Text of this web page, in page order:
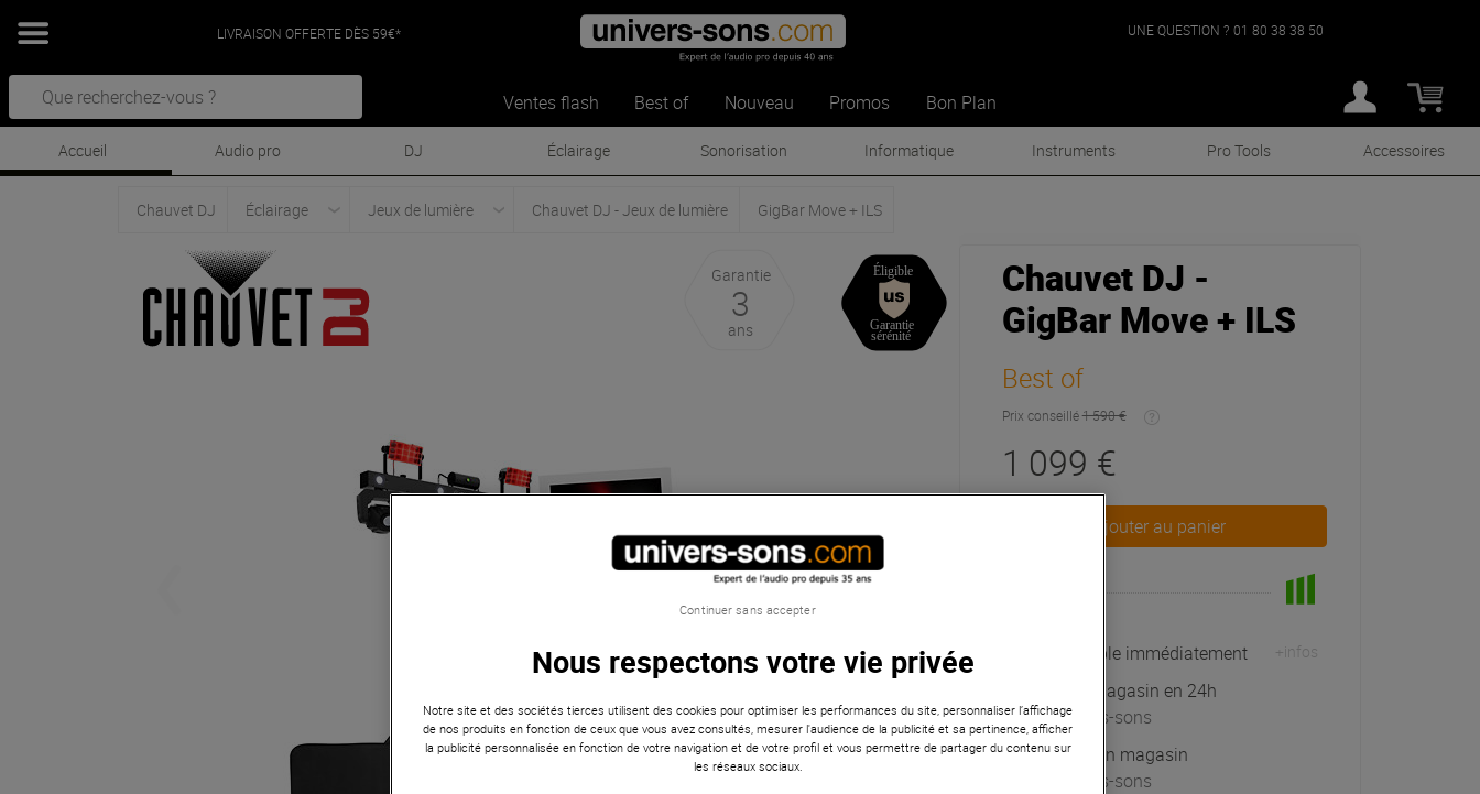
LIVRAISON OFFERTE DÈS 59€*
Ventes flash Best of Nouveau Promos Bon Plan
UNE QUESTION ? 01 80 38 38 50
Accueil Audio pro DJ Éclairage Sonorisation Informatique Instruments Pro Tools Accessoires
Chauvet DJ Éclairage Jeux de lumière Chauvet DJ - Jeux de lumière GigBar Move + ILS
Garantie
3
ans
Chauvet DJ -
GigBar Move + ILS
Best of
Prix conseillé 1 590 €
1 099 €
Ajouter au panier
Expédiable immédiatement +infos
Retrait magasin en 24h
à Univers-sons
Exposé en magasin
à Univers-sons
Nous respectons votre vie privée
Notre site et des sociétés tierces utilisent des cookies pour optimiser les performances du site, personnaliser l’affichage
de nos produits en fonction de ceux que vous avez consultés, mesurer l'audience de la publicité et sa pertinence, afficher
la publicité personnalisée en fonction de votre navigation et de votre profil et vous permettre de partager du contenu sur
les réseaux sociaux.
Continuer sans accepter